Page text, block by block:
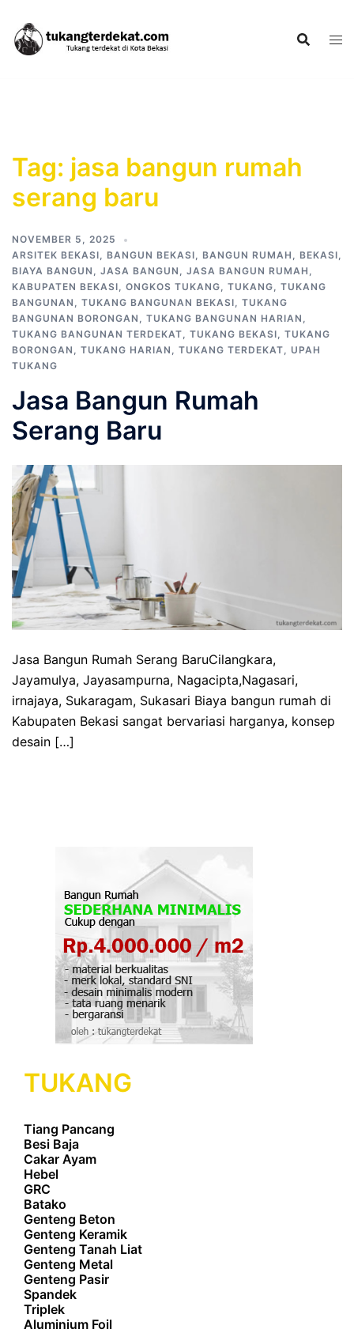
content
Tag: jasa bangun rumah
serang baru
NOVEMBER 5, 2025
ARSITEK BEKASI, BANGUN BEKASI, BANGUN RUMAH , BEKASI,
BIAYA BANGUN , JASA BANGUN , JASA BANGUN RUMAH ,
KABUPATEN BEKASI, ONGKOS TUKANG, TUKANG, TUKANG
BANGUNAN , TUKANG BANGUNAN BEKASI, TUKANG
BANGUNAN BORONGAN , TUKANG BANGUNAN HARIAN ,
TUKANG BANGUNAN TERDEKAT, TUKANG BEKASI, TUKANG
BORONGAN , TUKANG HARIAN , TUKANG TERDEKAT, UPAH
TUKANG
Jasa Bangun Rumah
Serang Baru
Jasa Bangun Rumah Serang BaruCilangkara,
Jayamulya, Jayasampurna, Nagacipta,Nagasari,
irnajaya, Sukaragam, Sukasari Biaya bangun rumah di
Kabupaten Bekasi sangat bervariasi harganya, konsep
desain […]
TUKANG
Tiang Pancang
Besi Baja
Cakar Ayam
Hebel
GRC
Batako
Genteng Beton
Genteng Keramik
Genteng Tanah Liat
Genteng Metal
Genteng Pasir
Spandek
Triplek
Aluminium Foil